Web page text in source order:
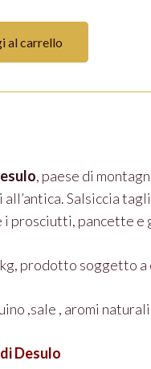
al carrello
, paese di
Salsiccia
i prosciutti, pancette e
prodotto soggetto a
,sale , aromi
Desulo